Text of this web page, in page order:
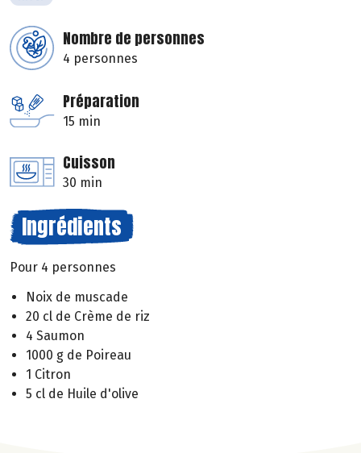
Nombre de personnes
4 personnes
Préparation
15 min
Cuisson
30 min
Ingrédients
Pour 4 personnes
Noix de muscade
20 cl de Crème de riz
4 Saumon
1000 g de Poireau
1 Citron
5 cl de Huile d'olive